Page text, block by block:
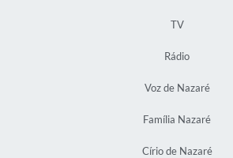
TV
Rádio
Voz de Nazaré
Família Nazaré
Círio de Nazaré